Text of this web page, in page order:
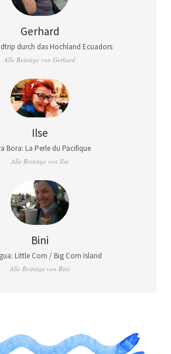
Gerhard
durch das Hochland Ecuadors
Alle Beiträge von Gerhard
Ilse
Bora: La Perle du Pacifique
Alle Beiträge von Ilse
Bini
Little Corn / Big Corn Island
Alle Beiträge von Bini